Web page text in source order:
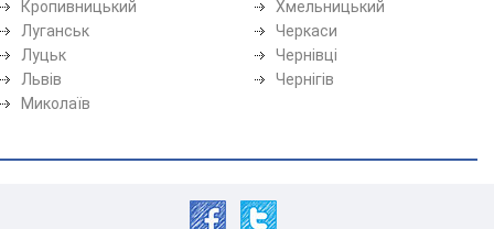
Кропивницький
Луганськ
Луцьк
Львів
Миколаїв
Хмельницький
Черкаси
Чернівці
Чернігів